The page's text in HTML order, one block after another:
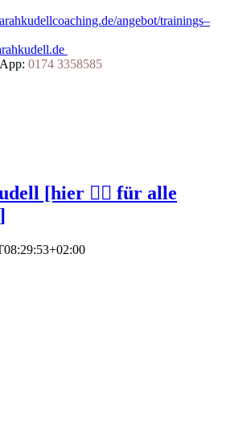
angebot/trainings–
0174 3358585
[hier 👆🏻 für alle